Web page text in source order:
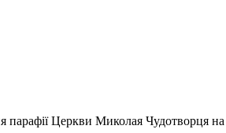
парафії Церкви Миколая Чудотворця